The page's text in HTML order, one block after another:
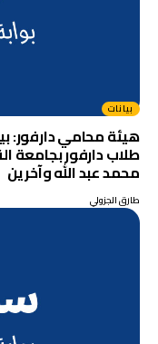
بيانات
هيئة محامي دارفور:
طلاب دارفور بجامعة
محمد عبد الله وآخرين
طارق الجزولي